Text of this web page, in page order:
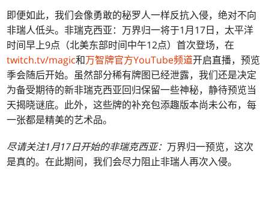
即便如此，我们会像勇敢的秘罗人一样反抗入侵，绝对不向
非瑞人低头。非瑞克西亚： 万界归一将于1月17日，太平洋
时间早上9点（北美东部时间中午12点）首次登场，在
twitch.tv/magic和万智牌官方YouTube频道开启直播，预览
季会随后开始。虽然部分稀有牌图已经泄露，我们还是决定
为备受期待的新非瑞克西亚回归保留一些神秘，静待预览当
天揭晓谜底。此外，这些牌的补充包添趣版本尚未公布，每
一张都是精美的艺术品。
尽请关注1月17日开始的非瑞克西亚： 万界归一预览，这次
是真的。在此期间，我们会尽力阻止非瑞人再次入侵。